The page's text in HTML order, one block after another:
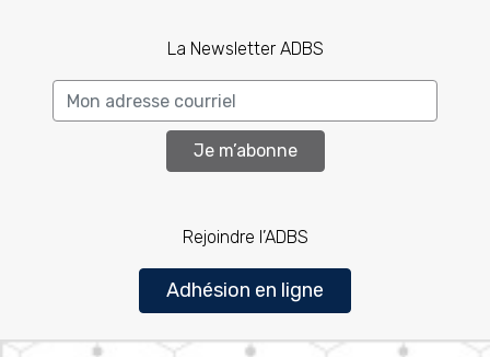
La Newsletter ADBS
Je m’abonne
Rejoindre l’ADBS
Adhésion en ligne